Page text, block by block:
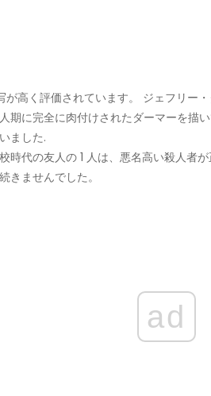
が高く評価されています。 ジェフリー
期に完全に肉付けされたダーマーを描
ました.
時代の友人の 1 人は、悪名高い殺人者
きませんでした。
ad